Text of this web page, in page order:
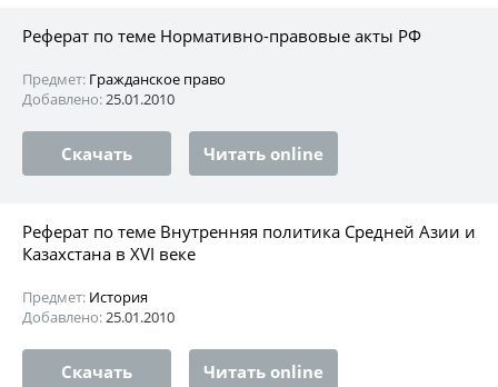
Реферат по теме Нормативно-правовые акты РФ
Предмет: Гражданское право
Добавлено:25.01.2010
Скачать Читать online
Реферат по теме Внутренняя политика Средней Азии и
Казахстана в XVI веке
Предмет: История
Добавлено:25.01.2010
Скачать Читать online